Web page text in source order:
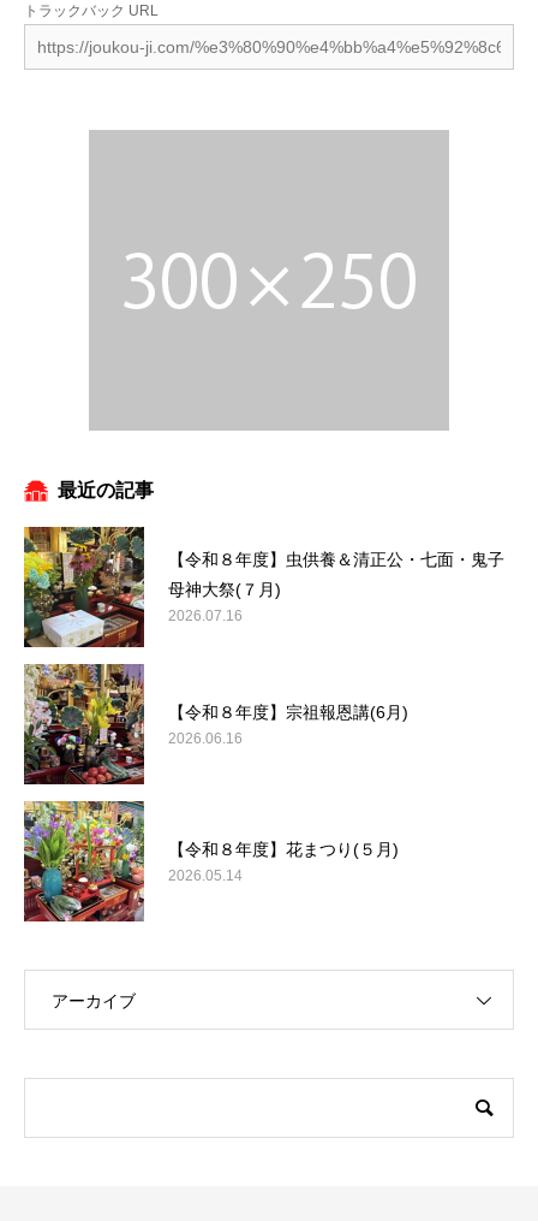
トラックバック URL
最近の記事
【令和８年度】虫供養＆清正公・七面・鬼子
母神大祭(７月)
2026.07.16
【令和８年度】宗祖報恩講(6月)
2026.06.16
【令和８年度】花まつり(５月)
2026.05.14
アーカイブ